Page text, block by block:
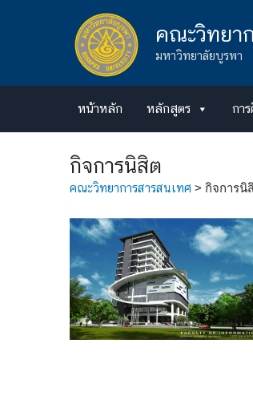
คณะวิทยา
มหาวิทยาลัยบูรพา
หน้าหลัก หลักสูตร กา
กิจการนิสิต
คณะวิทยาการสารสนเทศ > กิจการนิ